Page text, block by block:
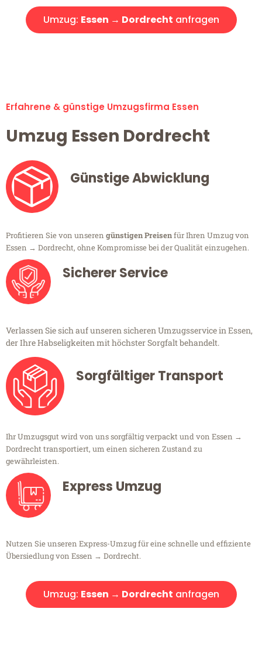
Umzug: Essen → Dordrecht anfragen
Erfahrene & günstige Umzugsfirma Essen
Umzug Essen Dordrecht
Günstige Abwicklung
Profitieren Sie von unseren günstigen Preisenfür Ihren Umzug von
Essen → Dordrecht, ohne Kompromisse bei der Qualität einzugehen.
Sicherer Service
Verlassen Sie sich auf unseren sicheren Umzugsservice in Essen,
der Ihre Habseligkeiten mit höchster Sorgfalt behandelt.
Sorgfältiger Transport
Ihr Umzugsgut wird von uns sorgfältig verpackt und von Essen →
Dordrecht transportiert, um einen sicheren Zustand zu
gewährleisten.
Express Umzug
Nutzen Sie unseren Express-Umzug für eine schnelle und effiziente
Übersiedlung von Essen → Dordrecht.
Umzug: Essen → Dordrecht anfragen